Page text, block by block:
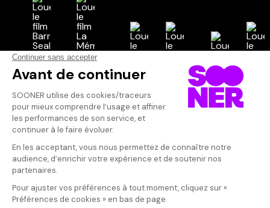
Vos avis
Donnez votre avis
Votre note
Votre commentaire
Il faut vous connecter pour
publier un avis